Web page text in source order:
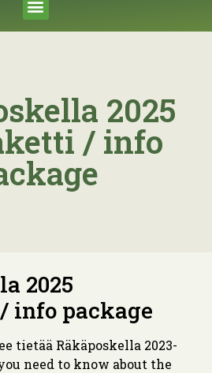
2025
/ info
2025
info package
tietää Räkäposkella 2023-
need to know about the